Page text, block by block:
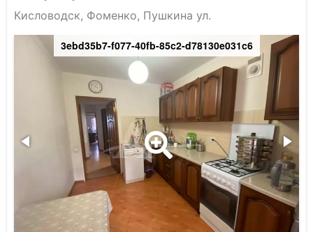
Кисловодск, Фоменко, Пушкина ул.
3ebd35b7-f077-40fb-85c2-d78130e031c6